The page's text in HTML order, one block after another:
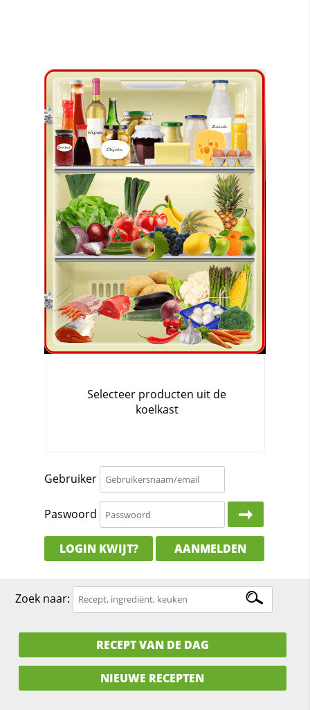
Gebruiker
Paswoord
LOGIN KWIJT? AANMELDEN
Zoek naar:
RECEPT VAN DE DAG
NIEUWE RECEPTEN